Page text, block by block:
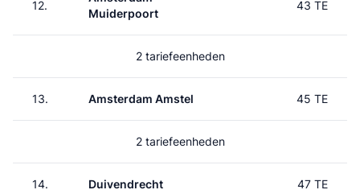
12.
Muiderpoort
43 TE
2 tariefeenheden
13. Amsterdam Amstel 45 TE
2 tariefeenheden
14. Duivendrecht 47 TE